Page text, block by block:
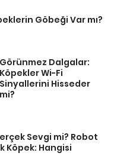
Göbeği Var mı?
Görünmez Dalgalar:
Köpekler Wi-Fi
Sinyallerini Hisseder
mi?
Sevgi mi? Robot
Köpek: Hangisi